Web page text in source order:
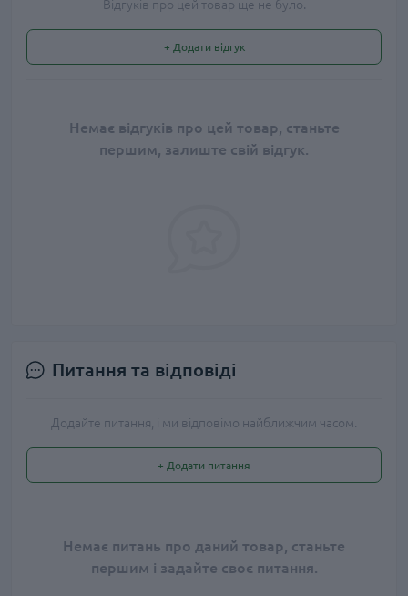
Відгуків про цей товар ще не було.
+ Додати відгук
Немає відгуків про цей товар, станьте
першим, залиште свій відгук.
Питання та відповіді
Додайте питання, і ми відповімо найближчим часом.
+ Додати питання
Немає питань про даний товар, станьте
першим і задайте своє питання.